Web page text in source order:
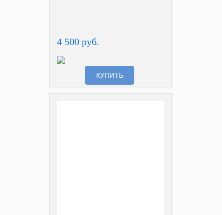
4 500 руб.
КУПИТЬ